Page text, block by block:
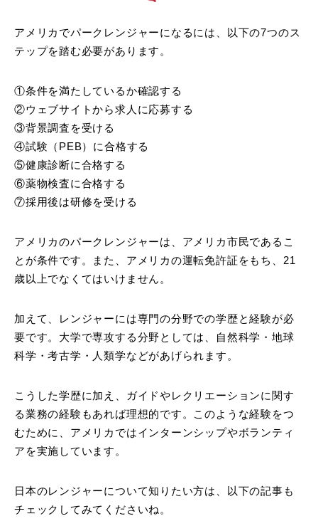
アメリカでパークレンジャーになるには、以下の7つのス
テップを踏む必要があります。
①条件を満たしているか確認する
②ウェブサイトから求人に応募する
③背景調査を受ける
④試験（PEB）に合格する
⑤健康診断に合格する
⑥薬物検査に合格する
⑦採用後は研修を受ける
アメリカのパークレンジャーは、アメリカ市民であるこ
とが条件です。また、アメリカの運転免許証をもち、21
歳以上でなくてはいけません。
加えて、レンジャーには専門の分野での学歴と経験が必
要です。大学で専攻する分野としては、自然科学・地球
科学・考古学・人類学などがあげられます。
こうした学歴に加え、ガイドやレクリエーションに関す
る業務の経験もあれば理想的です。このような経験をつ
むために、アメリカではインターンシップやボランティ
アを実施しています。
日本のレンジャーについて知りたい方は、以下の記事も
チェックしてみてくださいね。